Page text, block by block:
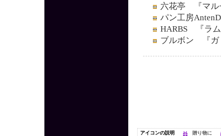
六花亭 『マル
パン工房
HARBS 『ラ
ブルボン 『ガ
アイコンの説明 贈り物に